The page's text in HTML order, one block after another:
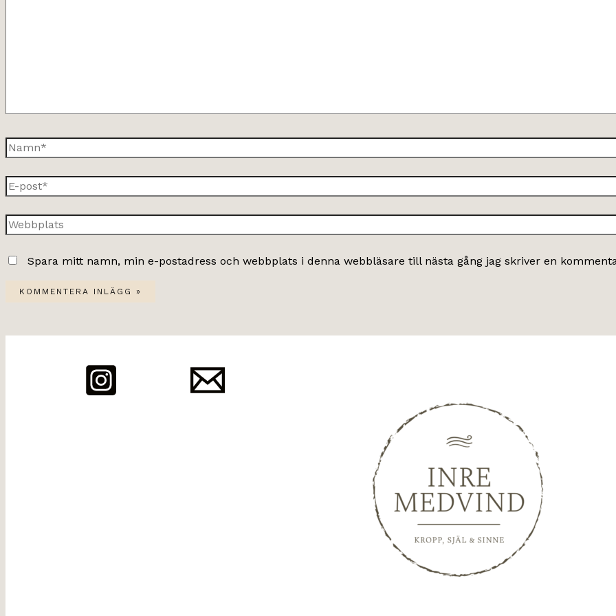
Namn*
E-
post*
Webbplats
Spara mitt namn, min e-postadress och webbplats i denna webbläsare till nästa gång jag skriver en